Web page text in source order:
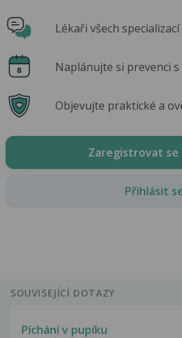
Lékaři všech
Naplánujte si prevenci
Objevujte praktické a
Zaregistrovat se
Přihlásit
SOUVISEJÍCÍ DOTAZY
Píchání v pupíku